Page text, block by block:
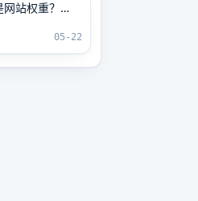
站权重？
05-22